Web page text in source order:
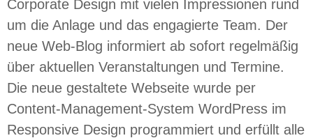
Corporate Design mit vielen Impressionen rund
um die Anlage und das engagierte Team. Der
neue Web-Blog informiert ab sofort regelmäßig
über aktuellen Veranstaltungen und Termine.
Die neue gestaltete Webseite wurde per
Content-Management-System WordPress im
Responsive Design programmiert und erfüllt alle